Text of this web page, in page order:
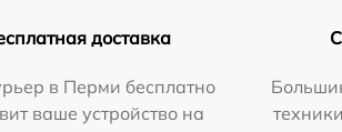
доставка
в Перми бесплатно
ваше устройство на